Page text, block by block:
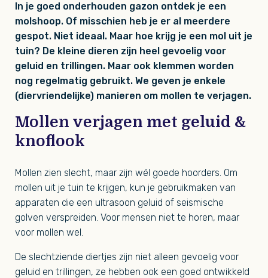
In je goed onderhouden gazon ontdek je een
molshoop. Of misschien heb je er al meerdere
gespot. Niet ideaal. Maar hoe krijg je een mol uit je
tuin? De kleine dieren zijn heel gevoelig voor
geluid en trillingen. Maar ook klemmen worden
nog regelmatig gebruikt. We geven je enkele
(diervriendelijke) manieren om mollen te verjagen.
Mollen verjagen met geluid &
knoflook
Mollen zien slecht, maar zijn wél goede hoorders. Om
mollen uit je tuin te krijgen, kun je gebruikmaken van
apparaten die een ultrasoon geluid of seismische
golven verspreiden. Voor mensen niet te horen, maar
voor mollen wel.
De slechtziende diertjes zijn niet alleen gevoelig voor
geluid en trillingen, ze hebben ook een goed ontwikkeld